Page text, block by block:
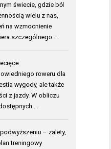
świecie, gdzie ból
wielu z nas,
na wzmocnienie
szczególnego …
roweru dla
wygody, ale także
z jazdy. W obliczu
…
– zalety,
treningowy